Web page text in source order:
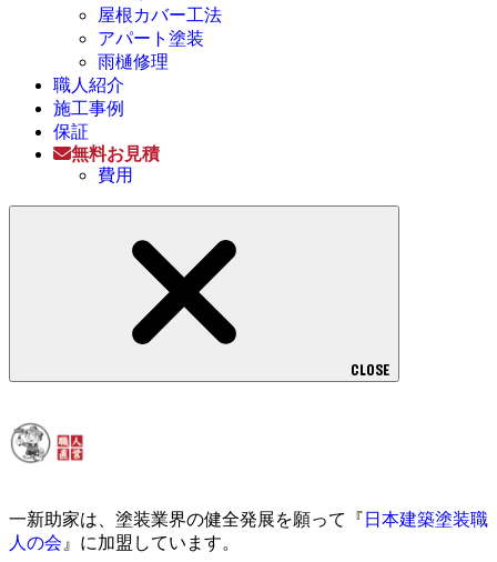
屋根カバー工法
アパート塗装
雨樋修理
職人紹介
施工事例
保証
無料お見積
費用
CLOSE
一新助家は、塗装業界の健全発展を願って『 日本建築塗装職
人の会 』に加盟しています。